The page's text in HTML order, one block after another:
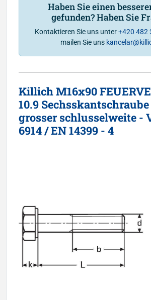
Haben Sie einen
gefunden? Haben Sie
Kontaktieren Sie uns unter+420 482
mailen Sie uns
Killich M16x90
10.9
grosser schlusselweite -
6914 / EN 14399 - 4